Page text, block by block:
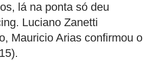
lá na ponta só deu
Luciano Zanetti
Mauricio Arias confirmou o